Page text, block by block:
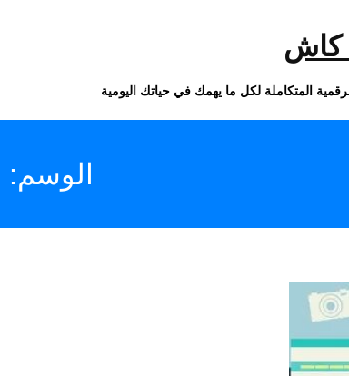
كاش
المتكاملة لكل ما يهمك في حياتك اليومية
الوسم: